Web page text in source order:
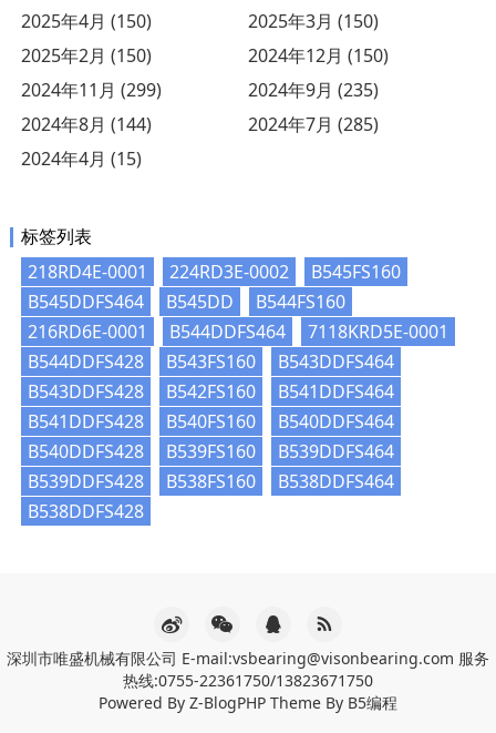
2025年4月 (150)
2025年3月 (150)
2025年2月 (150)
2024年12月 (150)
2024年11月 (299)
2024年9月 (235)
2024年8月 (144)
2024年7月 (285)
2024年4月 (15)
标签列表
218RD4E-0001
224RD3E-0002
B545FS160
B545DDFS464
B545DD
B544FS160
216RD6E-0001
B544DDFS464
7118KRD5E-0001
B544DDFS428
B543FS160
B543DDFS464
B543DDFS428
B542FS160
B541DDFS464
B541DDFS428
B540FS160
B540DDFS464
B540DDFS428
B539FS160
B539DDFS464
B539DDFS428
B538FS160
B538DDFS464
B538DDFS428
深圳市唯盛机械有限公司 E-mail:vsbearing@visonbearing.com 服务
热线:0755-22361750/13823671750
Powered By Z-BlogPHP Theme By B5编程